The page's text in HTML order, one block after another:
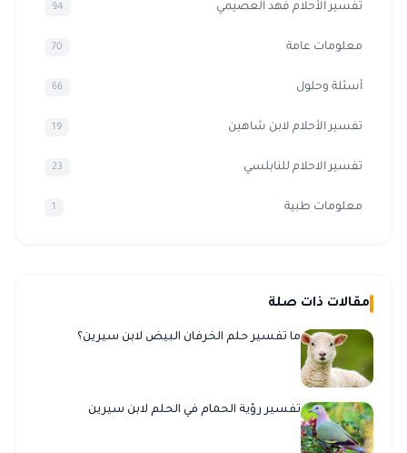
تفسير الأحلام فهد العصيمي 94
معلومات عامة 70
أسئلة وحلول 66
تفسير الأحلام لابن شاهين 19
تفسير الاحلام للنابلسي 23
معلومات طبية 1
مقالات ذات صلة
ما تفسير حلم الخرفان البيض لابن سيرين؟
تفسير رؤية الحمام في الحلم لابن سيرين